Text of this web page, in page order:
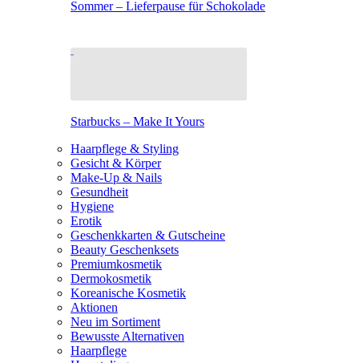
Sommer – Lieferpause für Schokolade
Starbucks – Make It Yours
Haarpflege & Styling
Gesicht & Körper
Make-Up & Nails
Gesundheit
Hygiene
Erotik
Geschenkkarten & Gutscheine
Beauty Geschenksets
Premiumkosmetik
Dermokosmetik
Koreanische Kosmetik
Aktionen
Neu im Sortiment
Bewusste Alternativen
Haarpflege